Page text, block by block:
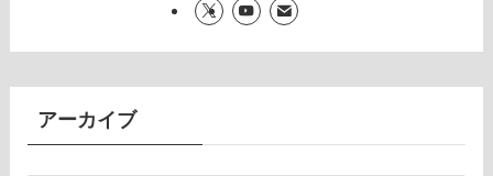
アーカイブ